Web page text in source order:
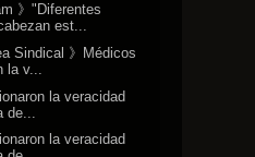
》"Diferentes
est...
Sindical 》Médicos
la v...
la veracidad
la veracidad